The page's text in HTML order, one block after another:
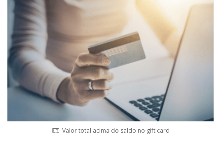
Valor total acima do saldo no gift card